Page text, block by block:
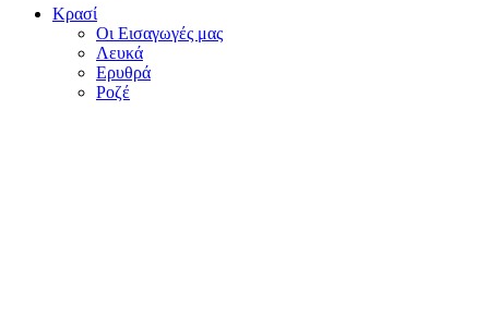
Κρασί
Οι Εισαγωγές μας
Λευκά
Ερυθρά
Ροζέ